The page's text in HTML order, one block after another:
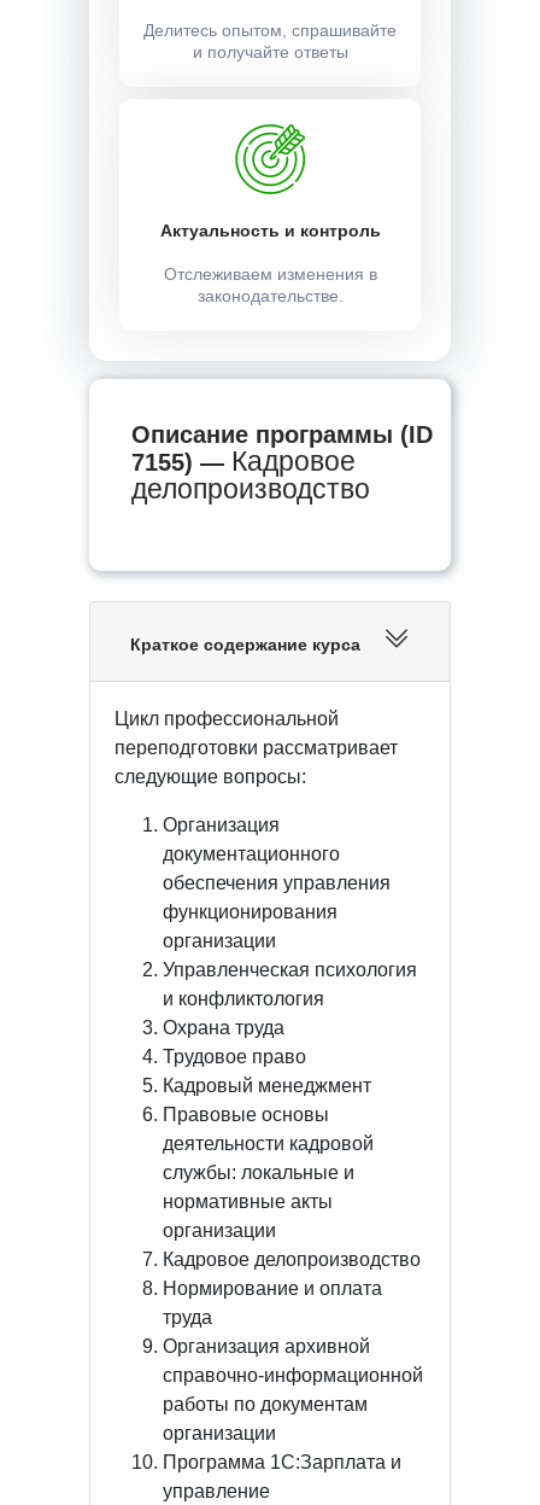
Делитесь опытом, спрашивайте
и получайте ответы
Актуальность и контроль
Отслеживаем изменения в
законодательстве.
Описание программы (ID
7155) — Кадровое
делопроизводство
Краткое содержание курса
Цикл профессиональной
переподготовки рассматривает
следующие вопросы:
Организация
документационного
обеспечения управления
функционирования
организации
Управленческая психология
и конфликтология
Охрана труда
Трудовое право
Кадровый менеджмент
Правовые основы
деятельности кадровой
службы: локальные и
нормативные акты
организации
Кадровое делопроизводство
Нормирование и оплата
труда
Организация архивной
справочно-информационной
работы по документам
организации
Программа 1С:Зарплата и
управление